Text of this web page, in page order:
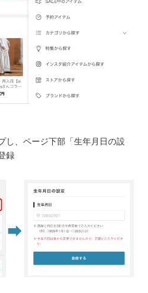
、ページ下部「生年月日の設
録